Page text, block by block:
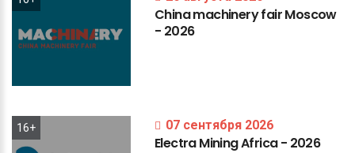
ChinamachineryfairMoscow
- 2026
16+ 07 сентября 2026
ElectraMiningAfrica- 2026